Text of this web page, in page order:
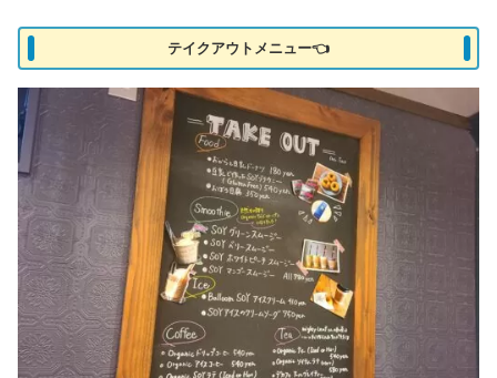
テイクアウトメニュー👈